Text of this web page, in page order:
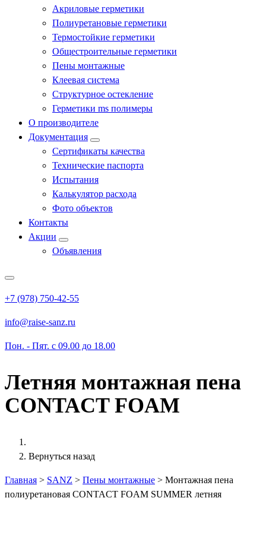
Акриловые герметики
Полиуретановые герметики
Термостойкие герметики
Общестроительные герметики
Пены монтажные
Клеевая система
Структурное остекление
Герметики ms полимеры
О производителе
Документация
Сертификаты качества
Технические паспорта
Испытания
Калькулятор расхода
Фото объектов
Контакты
Акции
Объявления
+7 (978) 750-42-55
info@raise-sanz.ru
Пон. - Пят. с 09.00 до 18.00
Летняя монтажная пена
CONTACT FOAM
Вернуться назад
Главная > SANZ > Пены монтажные > Монтажная пена
полиуретановая CONTACT FOAM SUMMER летняя